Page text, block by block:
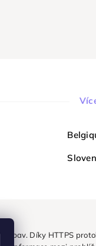
obav. Díky HTTPS